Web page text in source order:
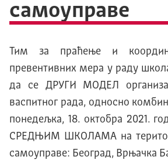
самоуправе
Тим за праћење и
превентивних мера у раду
да се ДРУГИ МОДЕЛ
васпитног рада, односно
понедељка, 18. октобра 2021.
СРЕДЊИМ ШКОЛАМА на
самоуправe: Београд, Врњачка